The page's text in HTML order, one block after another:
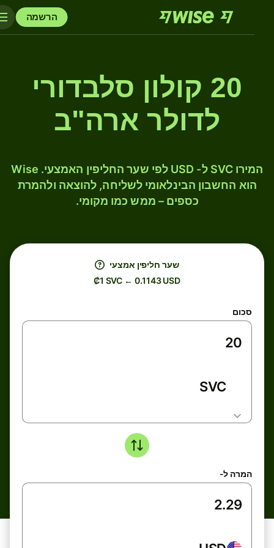
הרשמה
20 קולון סלבדורי
לדולר ארה"ב
המירו SVC ל- USD לפי שער החליפין האמצעי. Wise
הוא החשבון הבינלאומי לשליחה, להוצאה ולהמרת
כספים – ממש כמו מקומי.
שער חליפין אמצעי
₡1 SVC ← 0.1143 USD
סכום
SVC
המרה ל-